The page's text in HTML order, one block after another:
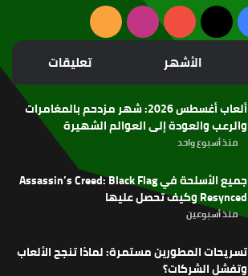
فيسبوك
‫X
‫YouTubeانستقرامملخص
الموقع
RSS
الأشهر تعليقات
ألعاب أغسطس 2026: شهر مزدحم بالمغامرات
والرعب والعودة إلى العوالم الشهيرة
منذ أسبوع واحد
جميع الأسلحة في Assassin’s Creed: Black Flag
Resynced وكيف تحصل عليها
منذ أسبوعين
تسريحات المطورين مستمرة: لماذا تنجح الألعاب
وتفشل الشركات؟